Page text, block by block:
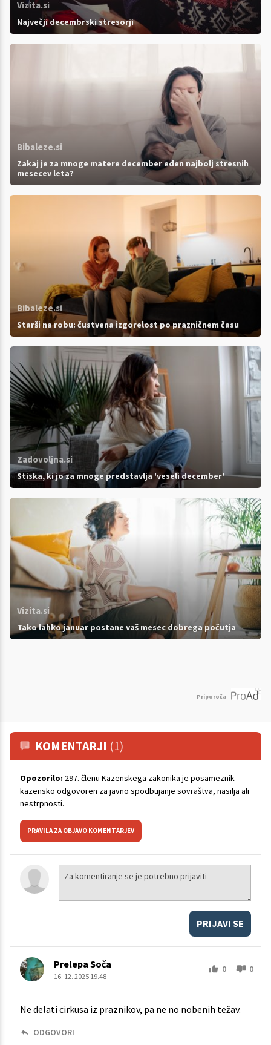
Vizita.si
Največji decembrski stresorji
Bibaleze.si
Zakaj je za mnoge matere december eden najbolj stresnih
mesecev leta?
Bibaleze.si
Starši na robu: čustvena izgorelost po prazničnem času
Zadovoljna.si
Stiska, ki jo za mnoge predstavlja 'veseli december'
Vizita.si
Tako lahko januar postane vaš mesec dobrega počutja
Priporoča
KOMENTARJI (1)
Opozorilo: 297. členu Kazenskega zakonika je posameznik
kazensko odgovoren za javno spodbujanje sovraštva, nasilja ali
nestrpnosti.
PRAVILA ZA OBJAVO KOMENTARJEV
PRIJAVI SE
Prelepa Soča
16. 12. 2025 19.48
0 0
Ne delati cirkusa iz praznikov, pa ne no nobenih težav.
ODGOVORI